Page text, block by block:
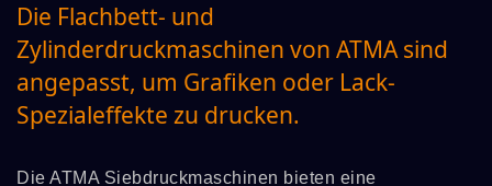
Die Flachbett- und
Zylinderdruckmaschinen von ATMA sind
angepasst, um Grafiken oder Lack-
Spezialeffekte zu drucken.
Die ATMA Siebdruckmaschinen bieten eine